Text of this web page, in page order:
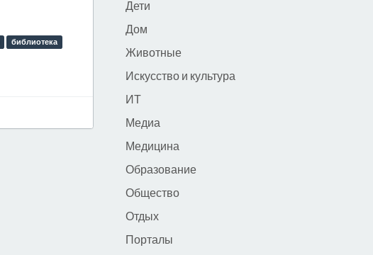
библиотека
Дети
Дом
Животные
Искусство и культура
ИТ
Медиа
Медицина
Образование
Общество
Отдых
Порталы